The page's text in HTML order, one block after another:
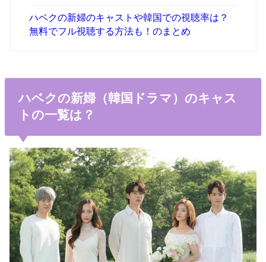
ハベクの新婦のキャストや韓国での視聴率は？
無料でフル視聴する方法も！のまとめ
ハベクの新婦（韓国ドラマ）のキャス
トの一覧は？